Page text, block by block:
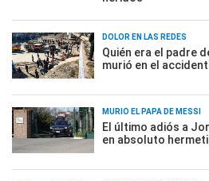
DOLOR EN LAS REDES
Quién era el padre
murió en el
MURIÓ EL PAPÁ DE MESSI
El último adiós a
en absoluto